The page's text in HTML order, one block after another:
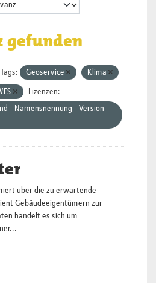
gefunden
Tags: Geoservice Klima
Lizenzen:
- Namensnennung - Version
über die zu erwartende
Gebäudeeigentümern zur
handelt es sich um